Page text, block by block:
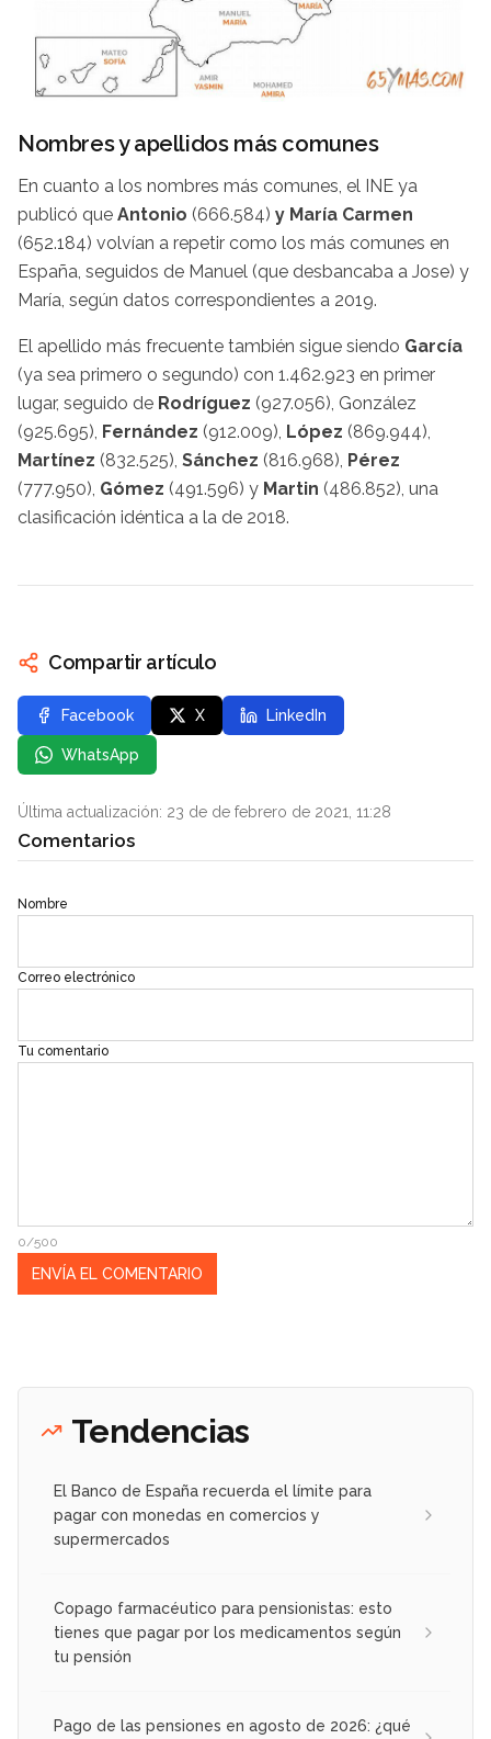
Nombres y apellidos más comunes
En cuanto a los nombres más comunes, el INE ya
publicó que Antonio (666.584) y María Carmen
(652.184) volvían a repetir como los más comunes en
España, seguidos de Manuel (que desbancaba a Jose) y
María, según datos correspondientes a 2019.
El apellido más frecuente también sigue siendo García
(ya sea primero o segundo) con 1.462.923 en primer
lugar, seguido de Rodríguez (927.056), González
(925.695), Fernández (912.009), López (869.944),
Martínez (832.525), Sánchez (816.968), Pérez
(777.950), Gómez (491.596) y Martin (486.852), una
clasificación idéntica a la de 2018.
Compartir artículo
Facebook X LinkedIn
WhatsApp
Última actualización: 23 de de febrero de 2021, 11:28
Comentarios
Nombre
Correo electrónico
Tu comentario
0/500
Tendencias
El Banco de España recuerda el límite para
pagar con monedas en comercios y
supermercados
Copago farmacéutico para pensionistas: esto
tienes que pagar por los medicamentos según
tu pensión
Pago de las pensiones en agosto de 2026: ¿qué